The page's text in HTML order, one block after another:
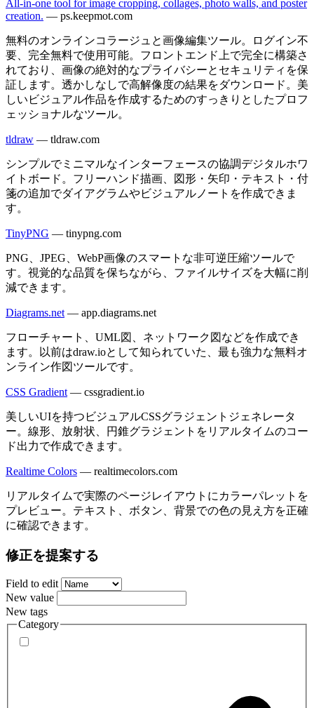
All-in-one tool for image cropping, collages, photo walls, and poster
creation. — ps.keepmot.com
無料のオンラインコラージュと画像編集ツール。ログイン不
要、完全無料で使用可能。フロントエンド上で完全に構築さ
れており、画像の絶対的なプライバシーとセキュリティを保
証します。透かしなしで高解像度の結果をダウンロード。美
しいビジュアル作品を作成するためのすっきりとしたプロフ
ェッショナルなツール。
tldraw — tldraw.com
シンプルでミニマルなインターフェースの協調デジタルホワ
イトボード。フリーハンド描画、図形・矢印・テキスト・付
箋の追加でダイアグラムやビジュアルノートを作成できま
す。
TinyPNG — tinypng.com
PNG、JPEG、WebP画像のスマートな非可逆圧縮ツールで
す。視覚的な品質を保ちながら、ファイルサイズを大幅に削
減できます。
Diagrams.net — app.diagrams.net
フローチャート、UML図、ネットワーク図などを作成でき
ます。以前はdraw.ioとして知られていた、最も強力な無料オ
ンライン作図ツールです。
CSS Gradient — cssgradient.io
美しいUIを持つビジュアルCSSグラジェントジェネレータ
ー。線形、放射状、円錐グラジェントをリアルタイムのコー
ド出力で作成できます。
Realtime Colors — realtimecolors.com
リアルタイムで実際のページレイアウトにカラーパレットを
プレビュー。テキスト、ボタン、背景での色の見え方を正確
に確認できます。
修正を提案する
Field to edit
New value
New tags
Category